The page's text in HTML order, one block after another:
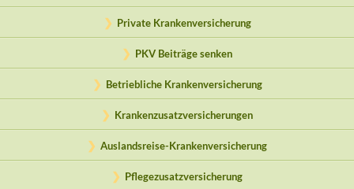
Private Krankenversicherung
PKV Beiträge senken
Betriebliche Krankenversicherung
Krankenzusatzversicherungen
Auslandsreise-Krankenversicherung
Pflegezusatzversicherung